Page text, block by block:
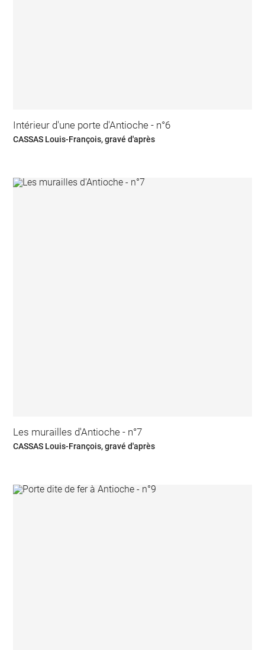
Intérieur d'une porte d'Antioche - n°6
CASSAS Louis-François, gravé d'après
Les murailles d'Antioche - n°7
CASSAS Louis-François, gravé d'après